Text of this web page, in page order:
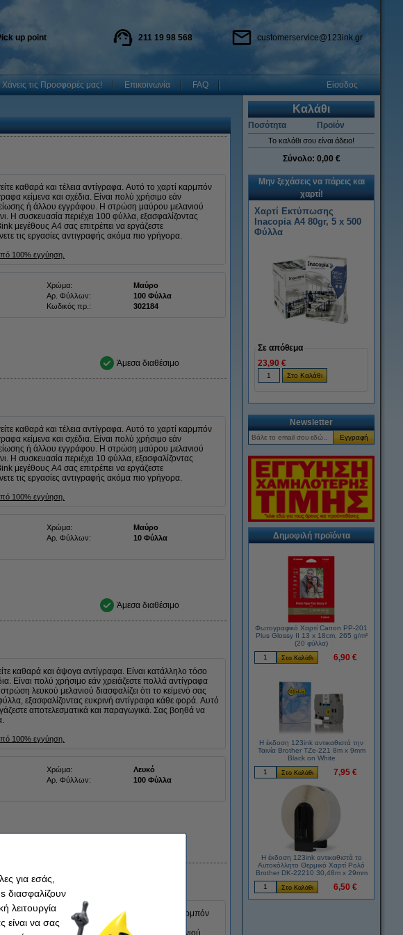
up point 211 19 98 568 customerservice@123ink.gr
τις Προσφορές μας! Επικοινωνία FAQ Είσοδος
καθαρά και τέλεια αντίγραφα. Αυτό το χαρτί καρμπόν
κείμενα και σχέδια. Είναι πολύ χρήσιμο εάν
ή άλλου εγγράφου. Η στρώση μαύρου μελανιού
Η συσκευασία περιέχει 100 φύλλα, εξασφαλίζοντας
μεγέθους A4 σας επιτρέπει να εργάζεστε
τις εργασίες αντιγραφής ακόμα πιο γρήγορα.
100% εγγύηση.
Χρώμα:
Μαύρο
Αρ. Φύλλων:
100 Φύλλα
Κωδικός πρ.: 302184
Άμεσα διαθέσιμο
καθαρά και τέλεια αντίγραφα. Αυτό το χαρτί καρμπόν
κείμενα και σχέδια. Είναι πολύ χρήσιμο εάν
ή άλλου εγγράφου. Η στρώση μαύρου μελανιού
Η συσκευασία περιέχει 10 φύλλα, εξασφαλίζοντας
μεγέθους A4 σας επιτρέπει να εργάζεστε
τις εργασίες αντιγραφής ακόμα πιο γρήγορα.
100% εγγύηση.
Χρώμα:
Μαύρο
Αρ. Φύλλων:
10 Φύλλα
Άμεσα διαθέσιμο
καθαρά και άψογα αντίγραφα. Είναι κατάλληλο τόσο
Είναι πολύ χρήσιμο εάν χρειάζεστε πολλά αντίγραφα
λευκού μελανιού διασφαλίζει ότι το κείμενό σας
εξασφαλίζοντας ευκρινή αντίγραφα κάθε φορά. Αυτό
αποτελεσματικά και παραγωγικά. Σας βοηθά να
100% εγγύηση.
Χρώμα:
Λευκό
Αρ. Φύλλων:
100 Φύλλα
καθαρά και τέλεια αντίγραφα. Αυτό το χαρτί καρμπόν
κείμενα και σχέδια. Είναι πολύ χρήσιμο εάν
ή άλλου εγγράφου. Η στρώση λευκού μελανιού
Καλάθι
Ποσότητα Προϊόν
Το καλάθι σου είναι άδειο!
Σύνολο: 0,00 €
Μην ξεχάσεις να πάρεις και
χαρτί!
Χαρτί Εκτύπωσης
Inacopia Α4 80gr, 5 x 500
Φύλλα
Σε απόθεμα
23,90 €
Newsletter
Δημοφιλή προϊόντα
Φωτογραφικό Χαρτί Canon PP-201
Plus Glossy II 13 x 18cm, 265 g/m²
(20 φύλλα)
6,90 €
Η έκδοση 123ink αντικαθιστά την
Ταινία Brother TZe-221 8m x 9mm
Black on White
7,95 €
Η έκδοση 123ink αντικαθιστά το
Αυτοκόλλητο Θερμικό Χαρτί Ρολό
Brother DK-22210 30,48m x 29mm
6,50 €
για εσάς,
διασφαλίζουν
λειτουργία
είναι να σας